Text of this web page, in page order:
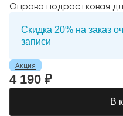
Оправа подростковая
Скидка 20% на заказ
записи
Акция
4 190 ₽
В